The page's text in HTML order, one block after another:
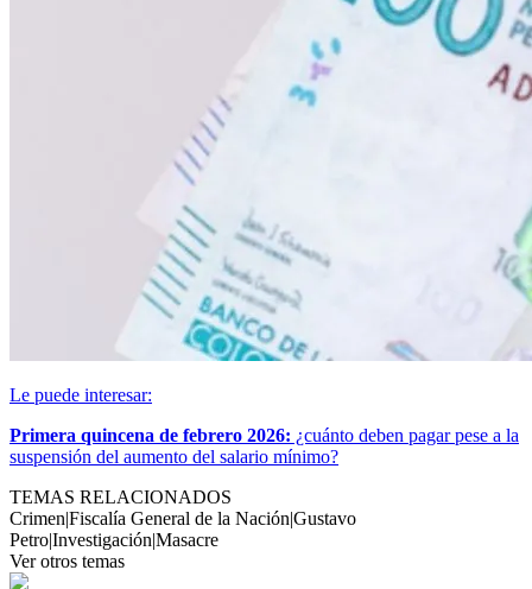
Le puede interesar:
Primera quincena de febrero 2026: ¿cuánto deben pagar pese a la
suspensión del aumento del salario mínimo?
TEMAS RELACIONADOS
Crimen|Fiscalía General de la Nación|Gustavo
Petro|Investigación|Masacre
Ver otros temas